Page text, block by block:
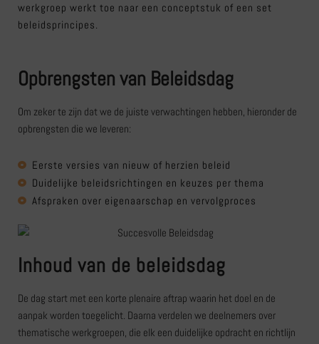
werkgroep werkt toe naar een conceptstuk of een set
beleidsprincipes.
Opbrengsten van Beleidsdag
Om zeker te zijn dat we de juiste verwachtingen hebben, hieronder de
opbrengsten die we leveren:
Eerste versies van nieuw of herzien beleid
Duidelijke beleidsrichtingen en keuzes per thema
Afspraken over eigenaarschap en vervolgproces
Inhoud van de beleidsdag
De dag start met een korte plenaire aftrap waarin het doel en de
aanpak worden toegelicht. Daarna verdelen we deelnemers over
thematische werkgroepen, die elk een duidelijke opdracht en richtlijn